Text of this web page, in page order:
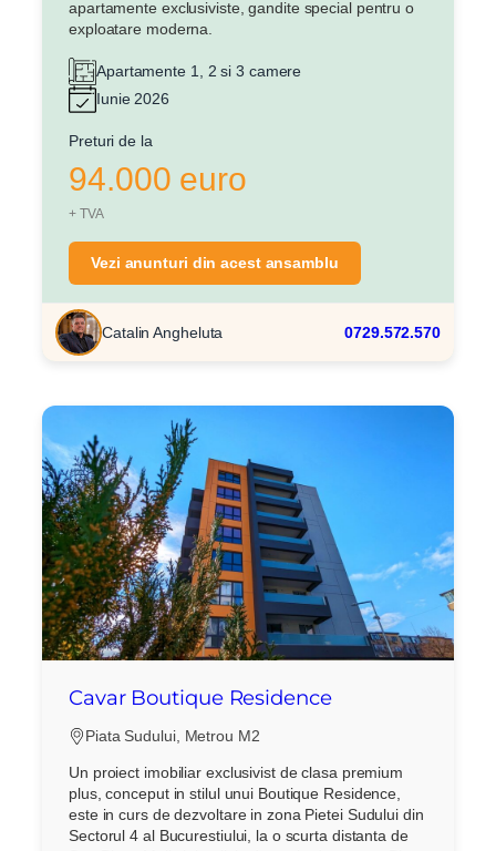
apartamente exclusiviste, gandite special pentru o
exploatare moderna.
Apartamente 1, 2 si 3 camere
Iunie 2026
Preturi de la
94.000 euro
+ TVA
Vezi anunturi din acest ansamblu
Catalin Angheluta 0729.572.570
Cavar Boutique Residence
Piata Sudului, Metrou M2
Un proiect imobiliar exclusivist de clasa premium
plus, conceput in stilul unui Boutique Residence,
este in curs de dezvoltare in zona Pietei Sudului din
Sectorul 4 al Bucurestiului, la o scurta distanta de
Mesaj
SudRezidential.ro